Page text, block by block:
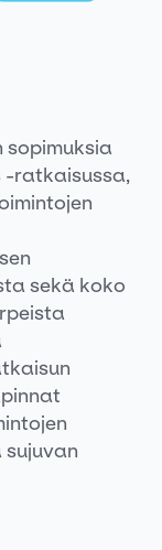
sopimuksia
-ratkaisussa,
sekä koko